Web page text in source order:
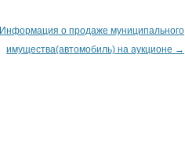
Информация о продаже муниципального
имущества(автомобиль) на аукционе →